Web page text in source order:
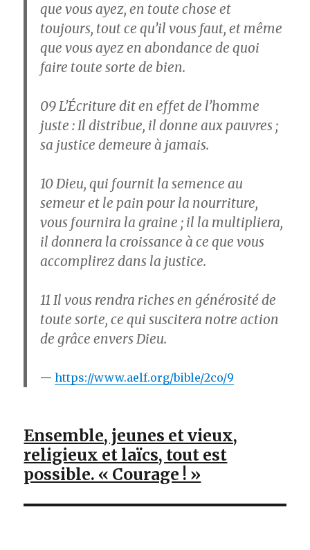
que vous ayez, en toute chose et
toujours, tout ce qu’il vous faut, et même
que vous ayez en abondance de quoi
faire toute sorte de bien.
09L’Écriture dit en effet de l’homme
juste : Il distribue, il donne aux pauvres ;
sa justice demeure à jamais.
10Dieu, qui fournit la semence au
semeur et le pain pour la nourriture,
vous fournira la graine ; il la multipliera,
il donnera la croissance à ce que vous
accomplirez dans la justice.
11 Il vous rendra riches en générosité de
toute sorte, ce qui suscitera notre action
de grâce envers Dieu.
https://www.aelf.org/bible/2co/9
Ensemble, jeunes et vieux,
religieux et laïcs, tout est
possible. « Courage ! »